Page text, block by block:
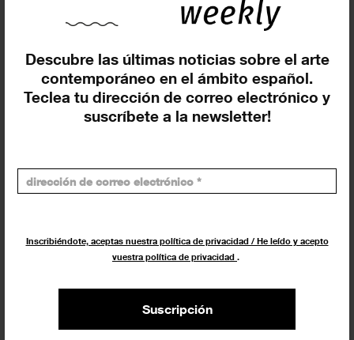
Descubre las últimas noticias sobre el arte
contemporáneo en el ámbito español.
Teclea tu dirección de correo electrónico y
suscríbete a la newsletter!
Inscribiéndote, aceptas nuestra política de privacidad / He leído y acepto
vuestra política de privacidad .
Suscripción
‘La otra cara de los museos’ en
Museu Endins (Barcelona)